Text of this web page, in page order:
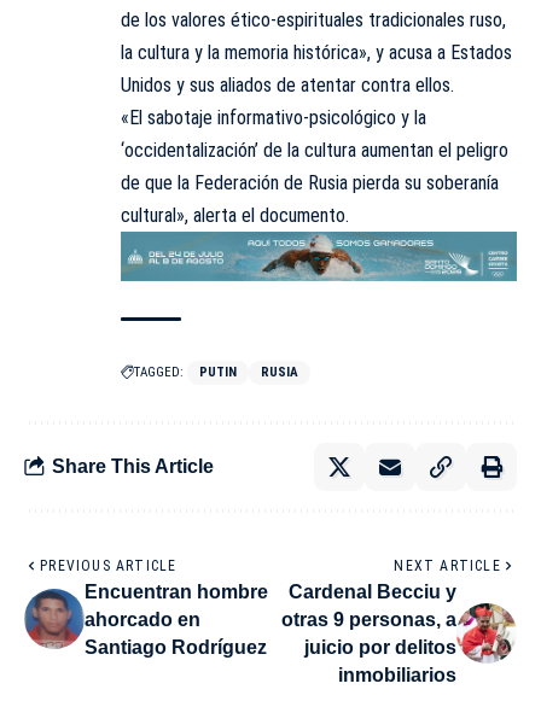
de los valores ético-espirituales tradicionales ruso,
la cultura y la memoria histórica», y acusa a Estados
Unidos y sus aliados de atentar contra ellos.
«El sabotaje informativo-psicológico y la
‘occidentalización’ de la cultura aumentan el peligro
de que la Federación de Rusia pierda su soberanía
cultural», alerta el documento.
TAGGED: PUTIN RUSIA
Share This Article
PREVIOUS ARTICLE
Encuentran hombre
ahorcado en
Santiago Rodríguez
NEXT ARTICLE
Cardenal Becciu y
otras 9 personas, a
juicio por delitos
inmobiliarios